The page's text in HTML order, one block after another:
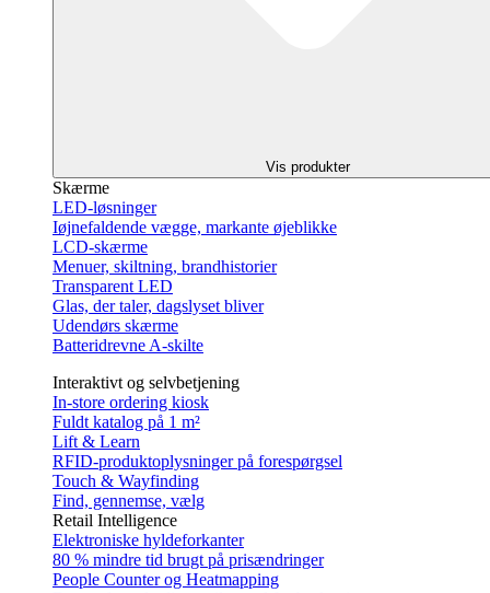
Vis produkter
Skærme
LED-løsninger
Iøjnefaldende vægge, markante øjeblikke
LCD-skærme
Menuer, skiltning, brandhistorier
Transparent LED
Glas, der taler, dagslyset bliver
Udendørs skærme
Batteridrevne A-skilte
Interaktivt og selvbetjening
In-store ordering kiosk
Fuldt katalog på 1 m²
Lift & Learn
RFID-produktoplysninger på forespørgsel
Touch & Wayfinding
Find, gennemse, vælg
Retail Intelligence
Elektroniske hyldeforkanter
80 % mindre tid brugt på prisændringer
People Counter og Heatmapping